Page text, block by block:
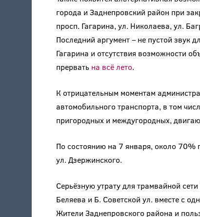
города и Заднепровский район при
просп. Гагарина, ул. Николаева, ул.
Последний аргумент – не пустой звук
Гагарина и отсутствия возможности
прервать на всё лето.
К отрицательным моментам
автомобильного транспорта, в том
пригородных и междугородных,
По состоянию на 7 января, около
ул. Дзержинского.
Серьёзную утрату для трамвайной
Беляева и Б. Советской ул. вместе с
Жители Заднепровского района и